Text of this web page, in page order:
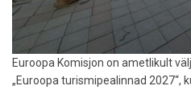
Euroopa Komisjon on ametlikult
„Euroopa turismipealinnad 2027“,